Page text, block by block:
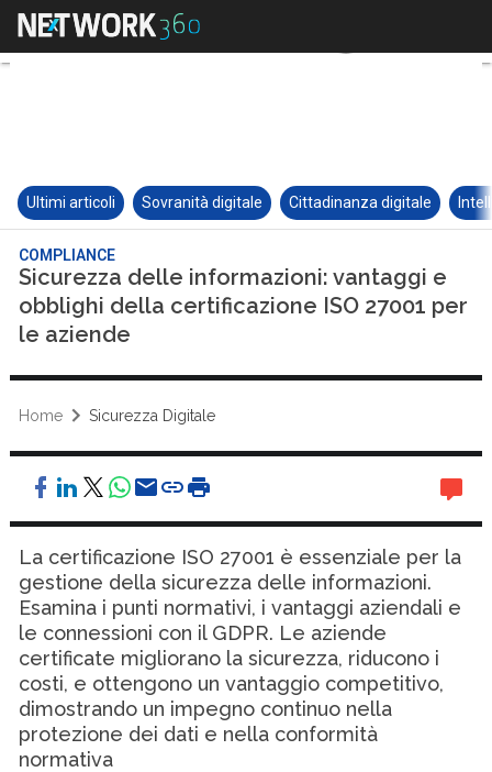
Ultimi articoli Sovranità digitale Cittadinanza digitale
COMPLIANCE
Sicurezza delle informazioni: vantaggi e
obblighi della certificazione ISO 27001 per
le aziende
Home Sicurezza Digitale
La certificazione ISO 27001 è essenziale per la
gestione della sicurezza delle informazioni.
Esamina i punti normativi, i vantaggi aziendali e
le connessioni con il GDPR. Le aziende
certificate migliorano la sicurezza, riducono i
costi, e ottengono un vantaggio competitivo,
dimostrando un impegno continuo nella
protezione dei dati e nella conformità
normativa